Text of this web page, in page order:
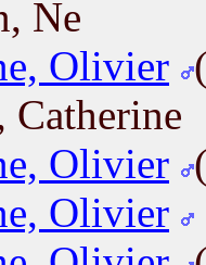
Ne
Olivier
Catherine
Olivier
Olivier